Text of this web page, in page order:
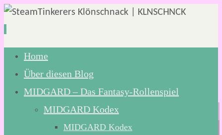
Zum
Inhalt
springen
Home
Über diesen Blog
MIDGARD – Das Fantasy-Rollenspiel
MIDGARD Kodex
MIDGARD Kodex